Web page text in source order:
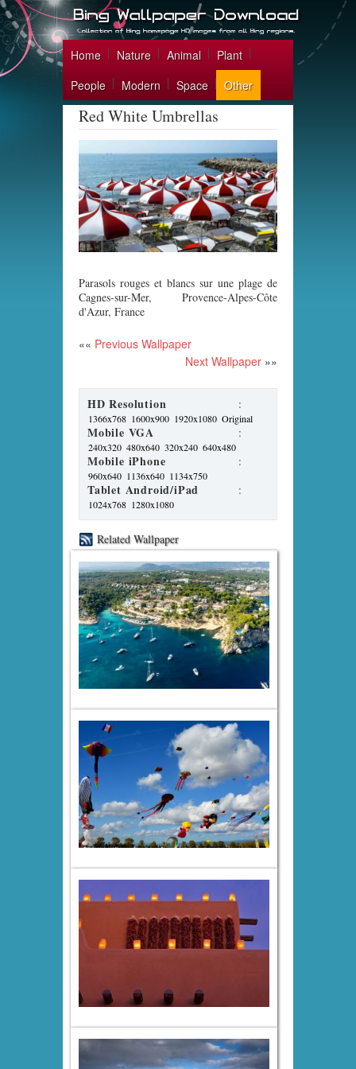
Home Nature Animal
Plant
People
Modern Space Other
Red White Umbrellas
Parasols rouges et blancs sur une plage de
Cagnes-sur-Mer, Provence-Alpes-Côte
d'Azur, France
«« Previous Wallpaper
Next Wallpaper »»
HD Resolution :
1366x768 1600x900 1920x1080 Original
Mobile VGA :
240x320 480x640 320x240 640x480
Mobile iPhone :
960x640 1136x640 1134x750
Tablet Android/iPad :
1024x768 1280x1080
Related Wallpaper